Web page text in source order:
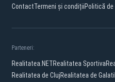
ContactTermeni și condițiiPolitică
Parteneri:
Realitatea.NETRealitatea Sportiva
Realitatea de ClujRealitatea de Galati